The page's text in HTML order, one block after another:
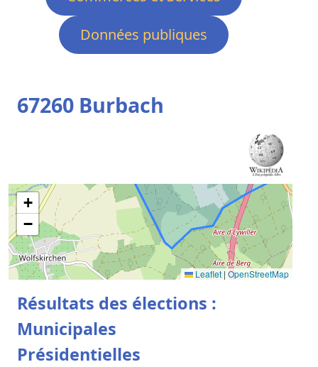
Données publiques
67260 Burbach
+
−
Leaflet | OpenStreetMap
Résultats des élections :
Municipales
Présidentielles